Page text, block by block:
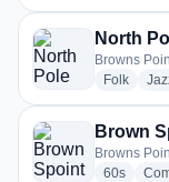
North
Browns
Folkradio
Brown
Browns
60sradio